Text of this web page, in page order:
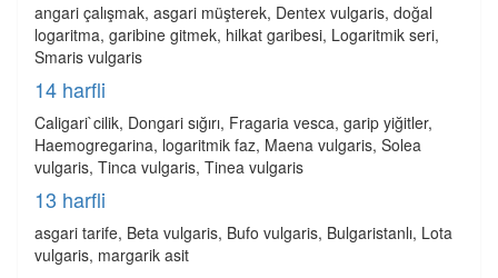
angari çalışmak, asgari müşterek, Dentex vulgaris, doğal
logaritma, garibine gitmek, hilkat garibesi, Logaritmik seri,
Smaris vulgaris
14 harfli
Caligari`cilik, Dongari sığırı, Fragaria vesca, garip yiğitler,
Haemogregarina, logaritmik faz, Maena vulgaris, Solea
vulgaris, Tinca vulgaris, Tinea vulgaris
13 harfli
asgari tarife, Beta vulgaris, Bufo vulgaris, Bulgaristanlı, Lota
vulgaris, margarik asit